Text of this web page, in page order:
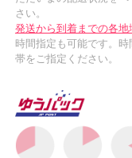
さい。
発送から到着までの各
時間指定も可能です。
帯をご指定ください。